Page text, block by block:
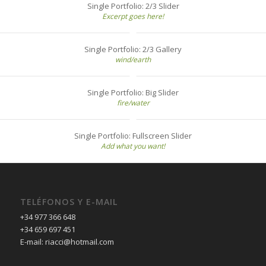
Single Portfolio: 2/3 Slider
Excerpt goes here!
Single Portfolio: 2/3 Gallery
wind/earth
Single Portfolio: Big Slider
fire/water
Single Portfolio: Fullscreen Slider
Add what you want!
TELÉFONOS Y E-MAIL
+34 977 366 648
+34 659 697 451
E-mail: riacci@hotmail.com